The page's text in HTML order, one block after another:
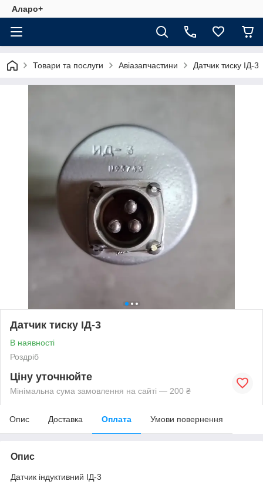
Аларо+
Товари та послуги Авіазапчастини Датчик тиску ІД-3
Датчик тиску ІД-3
В наявності
Роздріб
Ціну уточнюйте
Мінімальна сума замовлення на сайті — 200 ₴
Опис Доставка Оплата Умови повернення
Опис
Датчик індуктивний ІД-3